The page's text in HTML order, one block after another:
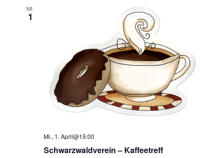
MI.
1
Schwarzwaldverein – Kaffeetreff
Mi., 1. April@15:00